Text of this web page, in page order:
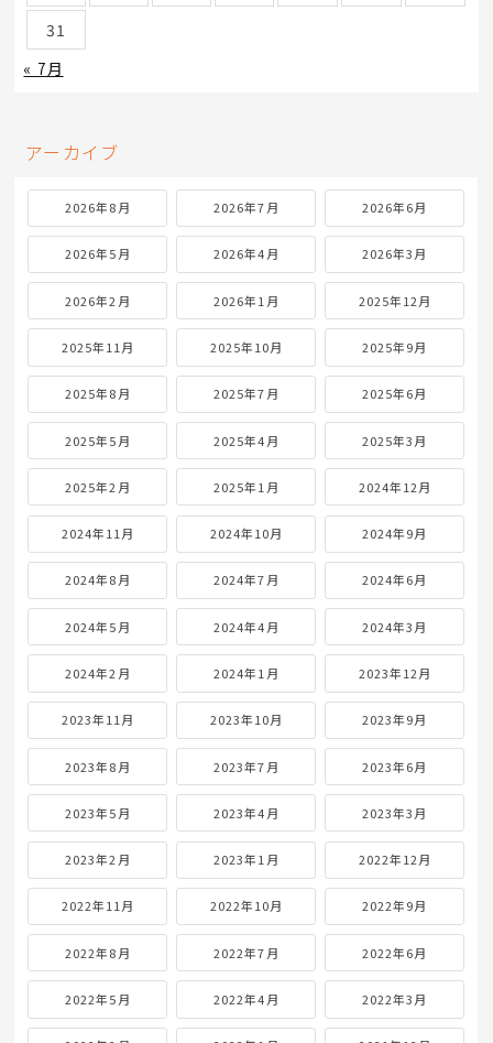
31
« 7月
アーカイブ
2026年8月 2026年7月 2026年6月
2026年5月 2026年4月 2026年3月
2026年2月 2026年1月 2025年12月
2025年11月 2025年10月 2025年9月
2025年8月 2025年7月 2025年6月
2025年5月 2025年4月 2025年3月
2025年2月 2025年1月 2024年12月
2024年11月 2024年10月 2024年9月
2024年8月 2024年7月 2024年6月
2024年5月 2024年4月 2024年3月
2024年2月 2024年1月 2023年12月
2023年11月 2023年10月 2023年9月
2023年8月 2023年7月 2023年6月
2023年5月 2023年4月 2023年3月
2023年2月 2023年1月 2022年12月
2022年11月 2022年10月 2022年9月
2022年8月 2022年7月 2022年6月
2022年5月 2022年4月 2022年3月